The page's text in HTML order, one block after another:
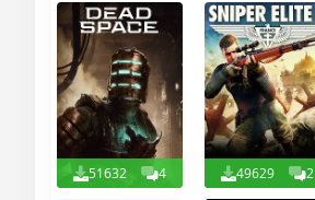
51632 4 49629 2